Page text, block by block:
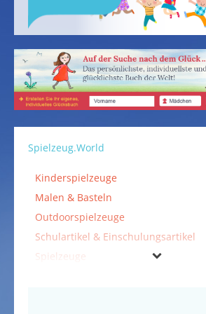
Spielzeug.World
Kinderspielzeuge
Malen & Basteln
Outdoorspielzeuge
Schulartikel & Einschulungsartikel
Spielzeuge